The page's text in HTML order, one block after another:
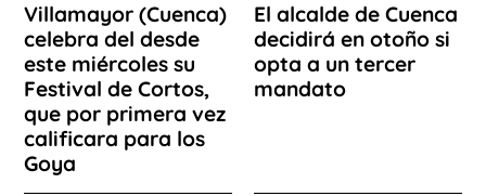
Villamayor (Cuenca)
celebra del desde
este miércoles su
Festival de Cortos,
que por primera vez
calificara para los
Goya
El alcalde de Cuenca
decidirá en otoño si
opta a un tercer
mandato